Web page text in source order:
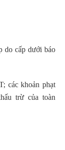
do cấp dưới báo
các khoản phạt
trừ của toàn